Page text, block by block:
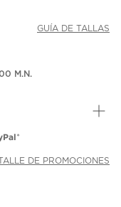
GUÍA DE TALLAS
M.N.
*
DE PROMOCIONES